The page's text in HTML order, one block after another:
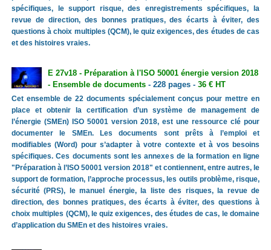
spécifiques, le support risque, des enregistrements spécifiques, la
revue de direction, des bonnes pratiques, des écarts à éviter, des
questions à choix multiples (QCM), le quiz exigences, des études de cas
et des histoires vraies.
E 27v18 - Préparation à l'ISO 50001 énergie version 2018
- Ensemble de documents- 228 pages - 36 € HT
Cet ensemble de 22 documents spécialement conçus pour mettre en
place et obtenir la certification d’un système de management de
l’énergie (SMEn) ISO 50001 version 2018, est une ressource clé pour
documenter le SMEn. Les documents sont prêts à l’emploi et
modifiables (Word) pour s’adapter à votre contexte et à vos besoins
spécifiques. Ces documents sont les annexes de la formation en ligne
"Préparation à l’ISO 50001 version 2018" et contiennent, entre autres, le
support de formation, l’approche processus, les outils problème, risque,
sécurité (PRS), le manuel énergie, la liste des risques, la revue de
direction, des bonnes pratiques, des écarts à éviter, des questions à
choix multiples (QCM), le quiz exigences, des études de cas, le domaine
d’application du SMEn et des histoires vraies.